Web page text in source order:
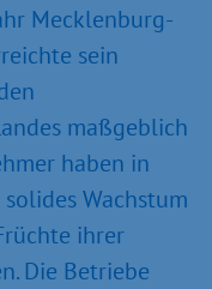
Mecklenburg-
sein
maßgeblich
haben in
Wachstum
ihrer
Die Betriebe